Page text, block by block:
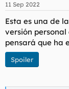
e
:
11 Sep 2022
Esta es una de
versión personal
pensará que ha
Spoiler